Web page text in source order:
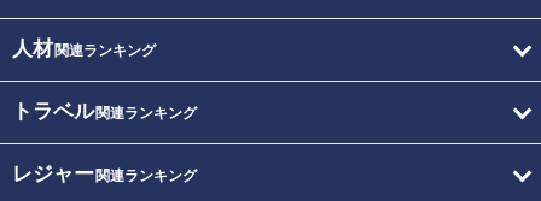
人材関連ランキング
トラベル関連ランキング
レジャー関連ランキング